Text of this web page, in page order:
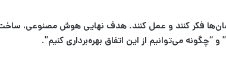
فکر کنند و عمل کنند. هدف نهایی هوش مصنوعی،
می‌توانیم از این اتفاق بهره‌برداری کنیم”.